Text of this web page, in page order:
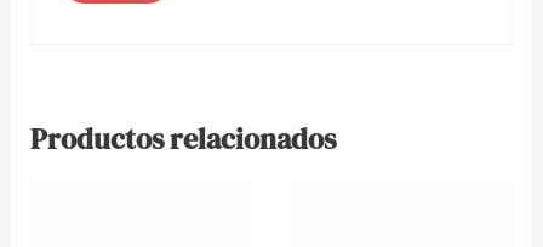
Productos relacionados